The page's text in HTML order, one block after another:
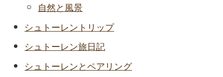
自然と風景
シュトーレントリップ
シュトーレン旅日記
シュトーレンとペアリング